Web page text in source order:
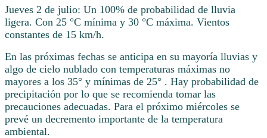
Jueves 2 de julio: Un 100% de probabilidad de lluvia
ligera. Con 25 °C mínima y 30 °C máxima. Vientos
constantes de 15 km/h.
En las próximas fechas se anticipa en su mayoría lluvias y
algo de cielo nublado con temperaturas máximas no
mayores a los 35° y mínimas de 25° . Hay probabilidad de
precipitación por lo que se recomienda tomar las
precauciones adecuadas. Para el próximo miércoles se
prevé un decremento importante de la temperatura
ambiental.